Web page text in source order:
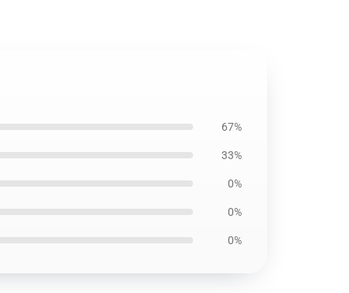
67%
33%
0%
0%
0%